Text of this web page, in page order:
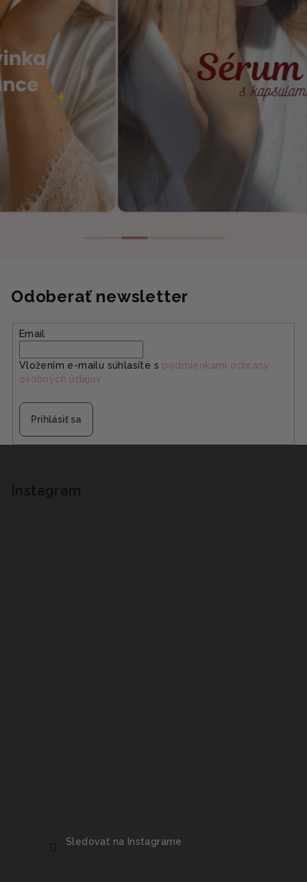
Odoberať newsletter
Email
Vložením e-mailu súhlasíte s podmienkami ochrany
osobných údajov
Prihlásiť sa
Instagram
Sledovať na Instagrame